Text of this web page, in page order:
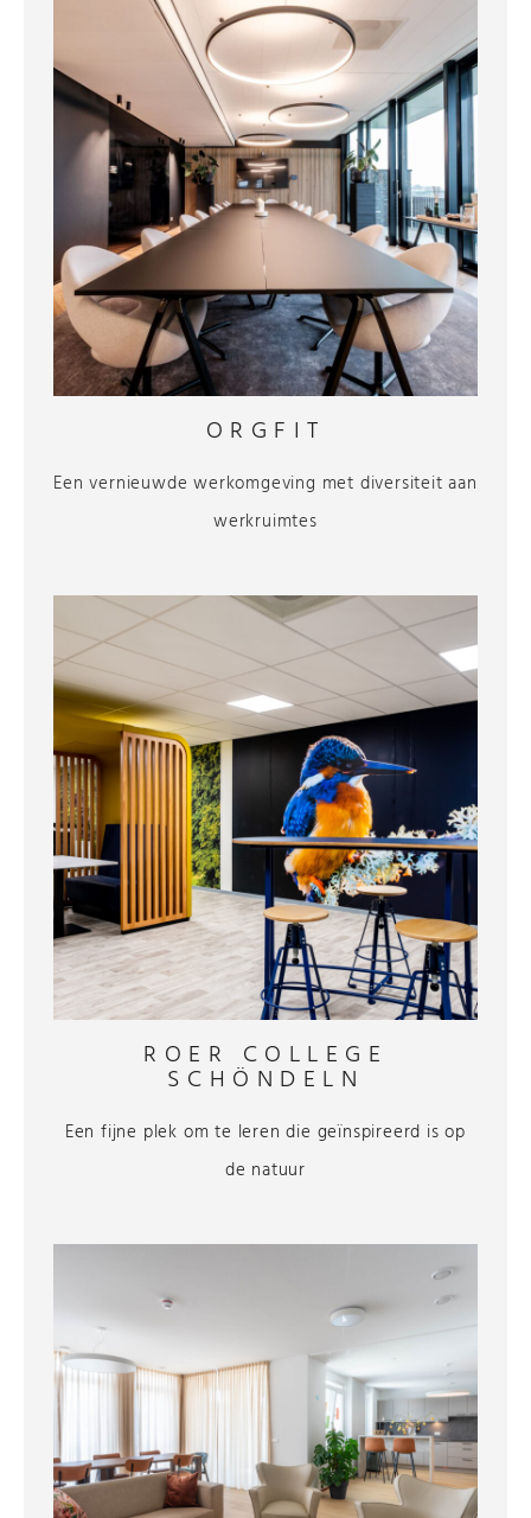
ORGFIT
Een vernieuwde werkomgeving met diversiteit aan
werkruimtes
ROER COLLEGE
SCHÖNDELN
Een fijne plek om te leren die geïnspireerd is op
de natuur